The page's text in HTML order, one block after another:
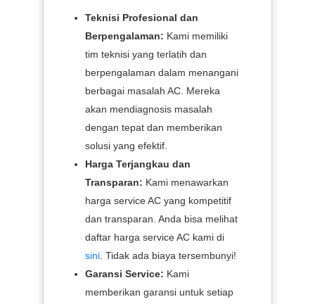
Teknisi Profesional dan
Berpengalaman: Kami memiliki
tim teknisi yang terlatih dan
berpengalaman dalam menangani
berbagai masalah AC. Mereka
akan mendiagnosis masalah
dengan tepat dan memberikan
solusi yang efektif.
Harga Terjangkau dan
Transparan: Kami menawarkan
harga service AC yang kompetitif
dan transparan. Anda bisa melihat
daftar harga service AC kami di
sini. Tidak ada biaya tersembunyi!
Garansi Service: Kami
memberikan garansi untuk setiap